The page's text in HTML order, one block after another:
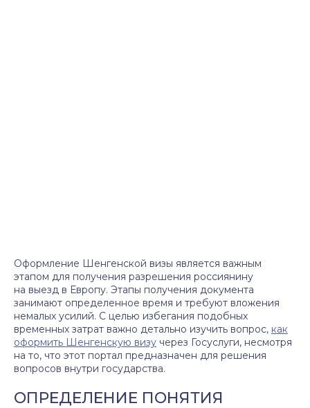
Оформление Шенгенской визы является важным
этапом для получения разрешения россиянину
на выезд в Европу. Этапы получения документа
занимают определенное время и требуют вложения
немалых усилий. С целью избегания подобных
временных затрат важно детально изучить вопрос, как
оформить Шенгенскую визу через Госуслуги, несмотря
на то, что этот портал предназначен для решения
вопросов внутри государства.
ОПРЕДЕЛЕНИЕ ПОНЯТИЯ